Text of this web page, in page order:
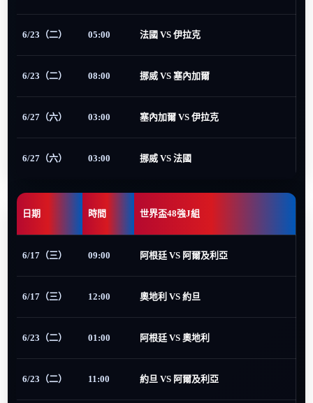
6/23（二） 05:00 法國 VS 伊拉克
6/23（二） 08:00 挪威 VS 塞內加爾
6/27（六） 03:00 塞內加爾 VS 伊拉克
6/27（六） 03:00 挪威 VS 法國
日期 時間 世界盃48強J組
6/17（三） 09:00 阿根廷 VS 阿爾及利亞
6/17（三） 12:00 奧地利 VS 約旦
6/23（二） 01:00 阿根廷 VS 奧地利
6/23（二） 11:00 約旦 VS 阿爾及利亞